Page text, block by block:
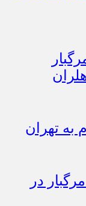
به تهران
مرگبار در